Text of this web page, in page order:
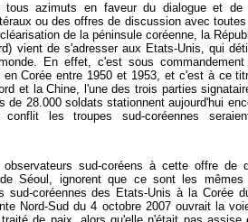
tous azimuts en faveur du dialogue et
ou des offres de discussion avec
de la péninsule coréenne, la
vient de s'adresser aux Etats-Unis, qui
En effet, c'est sous
Corée entre 1950 et 1953, et c'est à ce
et la Chine, l'une des trois parties
de 28.000 soldats stationnent aujourd'hui
les troupes sud-coréennes
sud-coréens à cette offre de
Séoul, ignorent que ce sont les
sud-coréennes des Etats-Unis à la Corée
Nord-Sud du 4 octobre 2007 ouvrait la